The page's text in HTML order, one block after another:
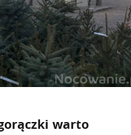
warto